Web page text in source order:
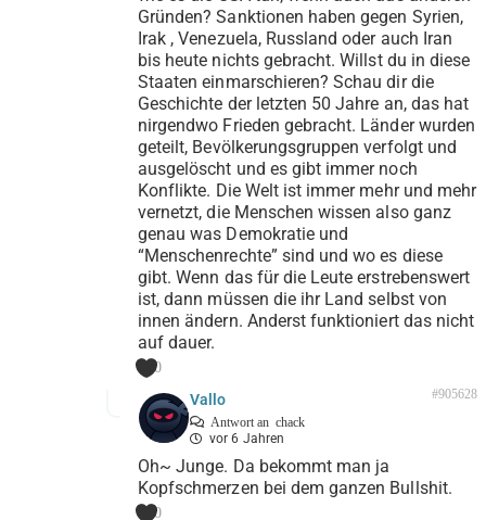
Gründen? Sanktionen haben gegen Syrien,
Irak , Venezuela, Russland oder auch Iran
bis heute nichts gebracht. Willst du in diese
Staaten einmarschieren? Schau dir die
Geschichte der letzten 50 Jahre an, das hat
nirgendwo Frieden gebracht. Länder wurden
geteilt, Bevölkerungsgruppen verfolgt und
ausgelöscht und es gibt immer noch
Konflikte. Die Welt ist immer mehr und mehr
vernetzt, die Menschen wissen also ganz
genau was Demokratie und
“Menschenrechte” sind und wo es diese
gibt. Wenn das für die Leute erstrebenswert
ist, dann müssen die ihr Land selbst von
innen ändern. Anderst funktioniert das nicht
auf dauer.
0
Vallo
Antwort an chack
vor 6 Jahren
#905628
Oh~ Junge. Da bekommt man ja
Kopfschmerzen bei dem ganzen Bullshit.
0